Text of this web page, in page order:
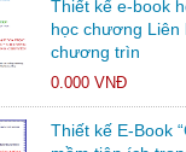
Thiết kế e-book
học chương Liên
chương trìn
0.000 VNĐ
Thiết kế E-Book